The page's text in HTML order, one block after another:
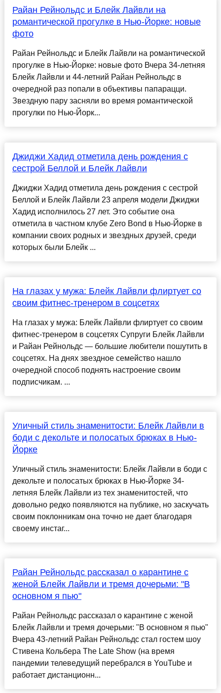
Райан Рейнольдс и Блейк Лайвли на
романтической прогулке в Нью-Йорке: новые
фото
Райан Рейнольдс и Блейк Лайвли на романтической
прогулке в Нью-Йорке: новые фото Вчера 34-летняя
Блейк Лайвли и 44-летний Райан Рейнольдс в
очередной раз попали в объективы папарацци.
Звездную пару засняли во время романтической
прогулки по Нью-Йорк...
Джиджи Хадид отметила день рождения с
сестрой Беллой и Блейк Лайвли
Джиджи Хадид отметила день рождения с сестрой
Беллой и Блейк Лайвли 23 апреля модели Джиджи
Хадид исполнилось 27 лет. Это событие она
отметила в частном клубе Zero Bond в Нью-Йорке в
компании своих родных и звездных друзей, среди
которых были Блейк ...
На глазах у мужа: Блейк Лайвли флиртует со
своим фитнес-тренером в соцсетях
На глазах у мужа: Блейк Лайвли флиртует со своим
фитнес-тренером в соцсетях Супруги Блейк Лайвли
и Райан Рейнольдс — большие любители пошутить в
соцсетях. На днях звездное семейство нашло
очередной способ поднять настроение своим
подписчикам. ...
Уличный стиль знаменитости: Блейк Лайвли в
боди с декольте и полосатых брюках в Нью-
Йорке
Уличный стиль знаменитости: Блейк Лайвли в боди с
декольте и полосатых брюках в Нью-Йорке 34-
летняя Блейк Лайвли из тех знаменитостей, что
довольно редко появляются на публике, но заскучать
своим поклонникам она точно не дает благодаря
своему инстаг...
Райан Рейнольдс рассказал о карантине с
женой Блейк Лайвли и тремя дочерьми: "В
основном я пью"
Райан Рейнольдс рассказал о карантине с женой
Блейк Лайвли и тремя дочерьми: "В основном я пью"
Вчера 43-летний Райан Рейнольдс стал гостем шоу
Стивена Кольбера The Late Show (на время
пандемии телеведущий перебрался в YouTube и
работает дистанционн...